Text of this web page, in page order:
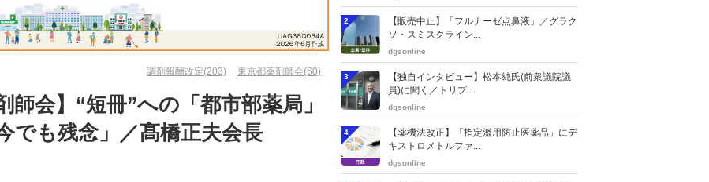
調剤報酬改定(203) 東京都薬剤師会(60)
師会】“短冊”への「都市部薬局」
でも残念」／髙橋正夫会長
2
【販売中止】「フルナーゼ点鼻液」／グラク
ソ・スミスクライン...
dgsonline
3
【独自インタビュー】松本純氏(前衆議院議
員)に聞く／トリプ...
dgsonline
4
【薬機法改正】「指定濫用防止医薬品」にデ
キストロメトルファ...
dgsonline